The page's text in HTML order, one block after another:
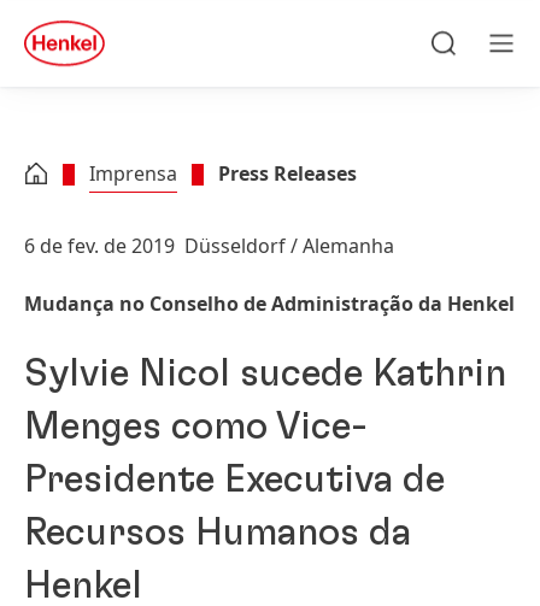
Skip to footer
quick
search
Imprensa Press Releases
6 de fev. de 2019 Düsseldorf / Alemanha
Mudança no Conselho de Administração da Henkel
Sylvie Nicol sucede Kathrin
Menges como Vice-
Presidente Executiva de
Recursos Humanos da
Henkel